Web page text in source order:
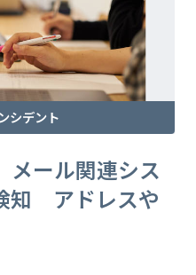
シデント
メール関連シス
知 アドレスや